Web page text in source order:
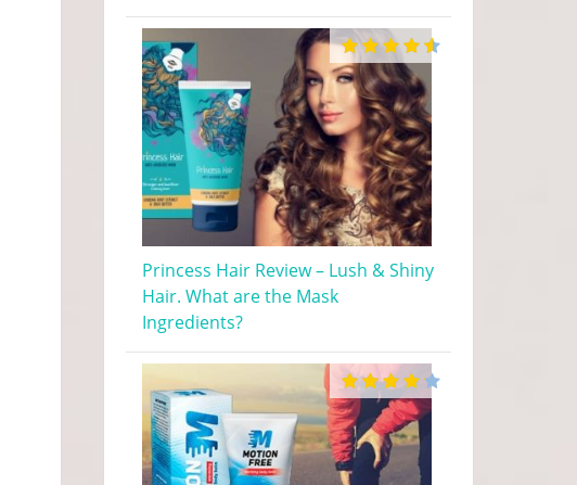
Princess Hair Review – Lush & Shiny
Hair. What are the Mask
Ingredients?